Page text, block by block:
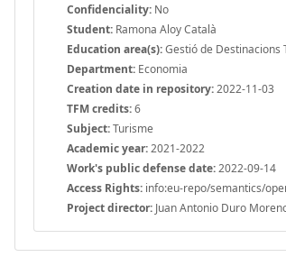
Confidenciality: No
Student: Ramona Aloy Català
Education area(s):Gestió de Destinacions
Department: Economia
Creation date in repository:2022-11-03
TFM credits:6
Subject:Turisme
Academic year:2021-2022
Work's public defense date:2022-09-14
Access Rights: info:eu-repo/semantics/
Project director: Juan Antonio Duro